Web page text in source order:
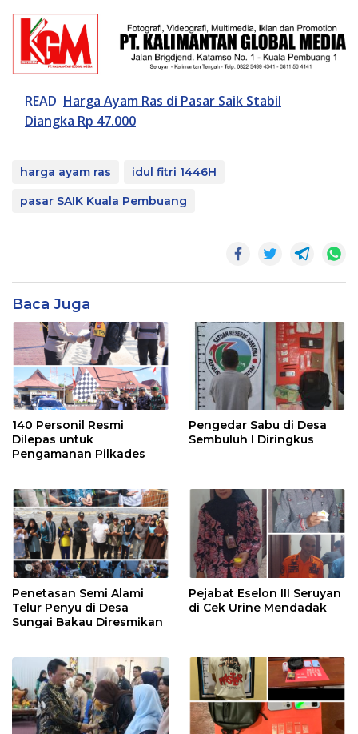
READ Harga Ayam Ras di Pasar Saik Stabil
Diangka Rp 47.000
harga ayam ras
idul fitri 1446H
pasar SAIK Kuala Pembuang
Baca Juga
140 Personil Resmi
Dilepas untuk
Pengamanan Pilkades
Pengedar Sabu di Desa
Sembuluh I Diringkus
Penetasan Semi Alami
Telur Penyu di Desa
Sungai Bakau Diresmikan
Pejabat Eselon III Seruyan
di Cek Urine Mendadak